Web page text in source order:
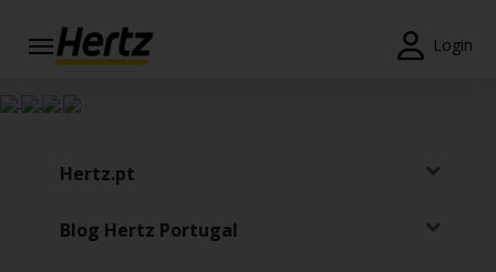
Login
Campanhas
Hertz.pt
Blog Hertz Portugal